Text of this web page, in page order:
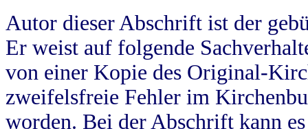
Autor dieser Abschrift ist der
Er weist auf folgende
von einer Kopie des Original-
zweifelsfreie Fehler im
worden. Bei der Abschrift kann